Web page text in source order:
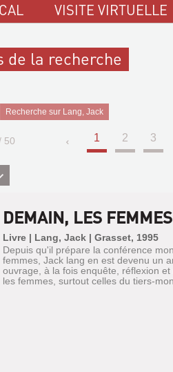
VISITE VIRTUELLE
de la recherche
Recherche sur Lang, Jack
50 1 2 3
DEMAIN, LES FEMMES
Livre | Lang, Jack | Grasset, 1995
Depuis qu'il prépare la conférence
femmes, Jack lang en est devenu un
ouvrage, à la fois enquête, réflexion
les femmes, surtout celles du tiers-